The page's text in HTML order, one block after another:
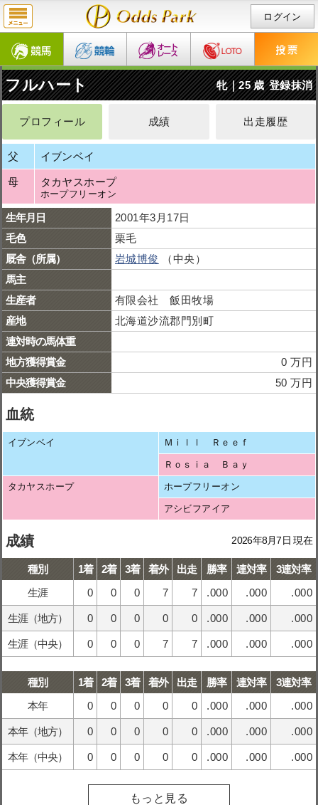
ログイン
フルハート 牝｜25 歳 登録抹消
プロフィール 成績 出走履歴
父 イブンベイ
母 タカヤスホープ
ホープフリーオン
生年月日
2001年3月17日
毛色
栗毛
厩舎（所属）
岩城博俊
（中央）
馬主
生産者
有限会社 飯田牧場
産地
北海道沙流郡門別町
連対時の馬体重
地方獲得賞金
0 万円
中央獲得賞金
50 万円
血統
イブンベイ Ｍｉｌｌ Ｒｅｅｆ
Ｒｏｓｉａ Ｂａｙ
タカヤスホープ ホープフリーオン
アシビフアイア
成績 2026年8月7日 現在
種別 1着 2着 3着 着外 出走 勝率 連対率
3連対率
生涯
0 0 0 7 7 .000 .000 .000
生涯（地方） 0 0 0 0 0 .000 .000 .000
生涯（中央） 0 0 0 7 7 .000 .000 .000
種別 1着 2着 3着 着外 出走 勝率 連対率
3連対率
本年
0 0 0 0 0 .000 .000 .000
本年（地方） 0 0 0 0 0 .000 .000 .000
本年（中央） 0 0 0 0 0 .000 .000 .000
もっと見る